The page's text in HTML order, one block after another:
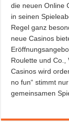
die neuen Online
in seinen
Regel ganz
neue Casinos
Roulette und Co.,
Casinos wird
no fun“ stimmt
gemeinsamen